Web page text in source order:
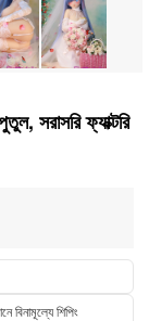
সরাসরি ফ্যাক্টরি
বিনামূল্যে শিপিং